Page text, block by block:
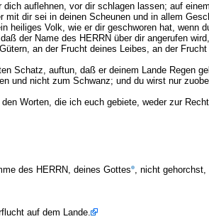
auflehnen, vor dir schlagen lassen; auf
mit dir sei in deinen Scheunen und in allem
heiliges Volk, wie er dir geschworen hat, wenn
der Name des HERRN über dir angerufen
an der Frucht deines Leibes, an der
Schatz, auftun, daß er deinem Lande Regen
und nicht zum Schwanz; und du wirst nur
Worten, die ich euch gebiete, weder zur
des HERRN, deines Gottes , nicht
auf dem Lande.